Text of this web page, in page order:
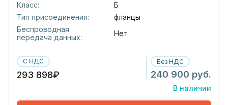
Класс:
Б
Тип присоединения:
фланцы
Беспроводная
передача данных:
Нет
С НДС
293 898₽
Без НДС
240 900 руб.
В наличии